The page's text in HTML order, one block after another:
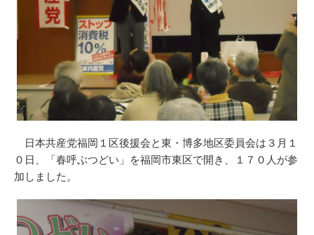
日本共産党福岡１区後援会と東・博多地区委員会は３月１
０日、「春呼ぶつどい」を福岡市東区で開き、１７０人が参
加しました。